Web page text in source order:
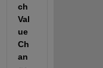
ch
Val
ue
Ch
an